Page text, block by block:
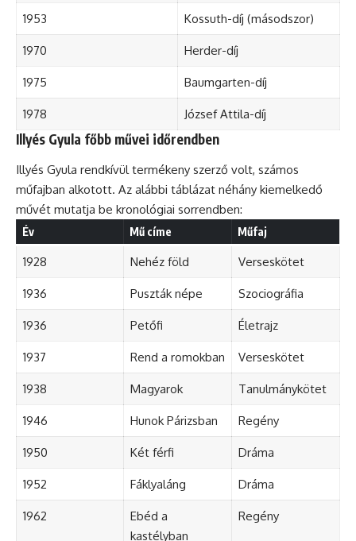
1953 Kossuth-díj (másodszor)
1970 Herder-díj
1975 Baumgarten-díj
1978 József Attila-díj
Illyés Gyula főbb művei időrendben
Illyés Gyula rendkívül termékeny szerző volt, számos
műfajban alkotott. Az alábbi táblázat néhány kiemelkedő
művét mutatja be kronológiai sorrendben:
Év Mű címe Műfaj
1928 Nehéz föld Verseskötet
1936 Puszták népe Szociográfia
1936 Petőfi Életrajz
1937 Rend a romokban Verseskötet
1938 Magyarok Tanulmánykötet
1946 Hunok Párizsban Regény
1950 Két férfi Dráma
1952 Fáklyaláng Dráma
1962
Ebéd a
kastélyban
Regény